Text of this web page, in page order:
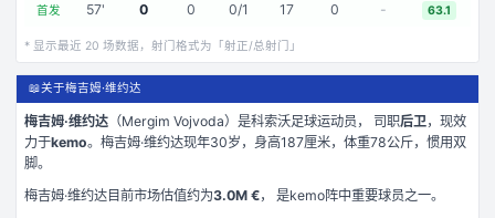
首发 57' 0 0 0/1 17 0 - 63.1
* 显示最近 20 场数据，射门格式为「射正/总射门」
📖关于梅吉姆·维约达
梅吉姆·维约达 （Mergim Vojvoda）是科索沃足球运动员， 司职后卫 ，现效
力于kemo。 梅吉姆·维约达现年30岁 ，身高187厘米，体重78公斤，惯用双
脚。
梅吉姆·维约达目前市场估值约为3.0M €， 是kemo阵中重要球员之一。